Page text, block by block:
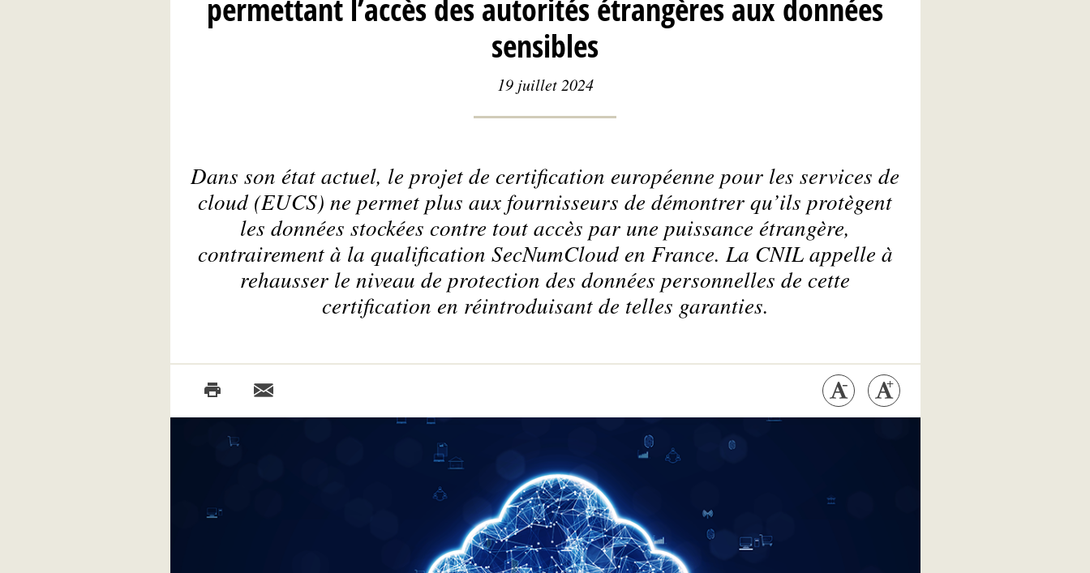
permettant l’accès des autorités étrangères aux données
sensibles
19 juillet 2024
Dans son état actuel, le projet de certification européenne pour les services de
cloud (EUCS) ne permet plus aux fournisseurs de démontrer qu’ils protègent
les données stockées contre tout accès par une puissance étrangère,
contrairement à la qualification SecNumCloud en France. La CNIL appelle à
rehausser le niveau de protection des données personnelles de cette
certification en réintroduisant de telles garanties.